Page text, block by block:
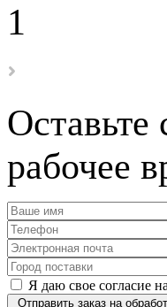
1
Оставьте
рабочее
Я даю свое согласие
Отправить заказ на